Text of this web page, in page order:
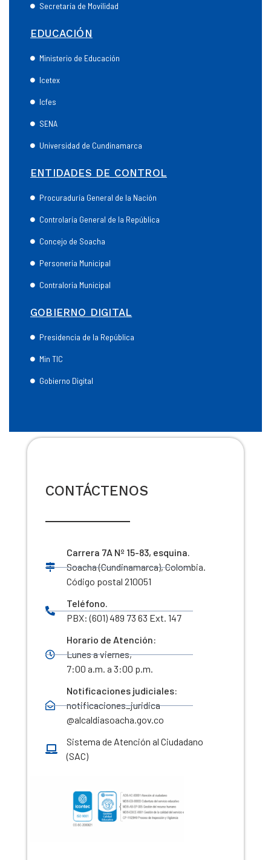
Secretaría de Movilidad
EDUCACIÓN
Ministerio de Educación
Icetex
Icfes
SENA
Universidad de Cundinamarca
ENTIDADES DE CONTROL
Procuraduría General de la Nación
Controlaría General de la República
Concejo de Soacha
Personería Municipal
Contraloría Municipal
GOBIERNO DIGITAL
Presidencia de la República
Min TIC
Gobierno Digital
CONTÁCTENOS
Carrera 7A Nº 15-83, esquina.
Soacha (Cundinamarca), Colombia.
Código postal 210051
Teléfono.
PBX: (601) 489 73 63 Ext. 147
Horario de Atención:
Lunes a viernes,
7:00 a.m. a 3:00 p.m.
Notificaciones judiciales:
notificaciones_juridica
@alcaldiasoacha.gov.co
Sistema de Atención al Ciudadano
(SAC)